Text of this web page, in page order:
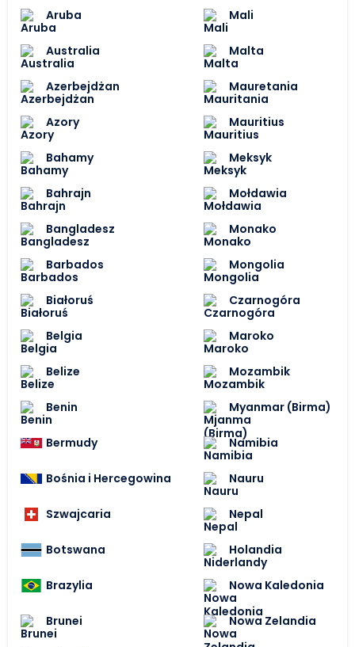
Aruba
Australia
Azerbejdżan
Azory
Bahamy
Bahrajn
Bangladesz
Barbados
Białoruś
Belgia
Belize
Benin
Bermudy
Bośnia i Hercegowina
Szwajcaria
Botswana
Brazylia
Brunei
Mali
Malta
Mauretania
Mauritius
Meksyk
Mołdawia
Monako
Mongolia
Czarnogóra
Maroko
Mozambik
Myanmar (Birma)
Namibia
Nauru
Nepal
Holandia
Nowa Kaledonia
Nowa Zelandia